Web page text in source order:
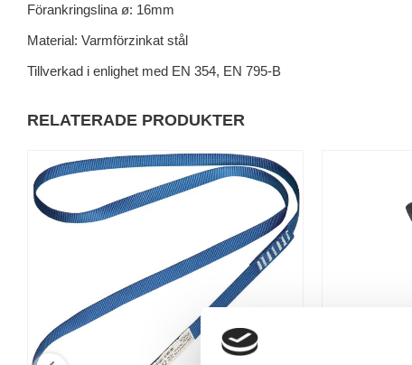
Förankringslina ø: 16mm
Material: Varmförzinkat stål
Tillverkad i enlighet med EN 354, EN 795-B
RELATERADE PRODUKTER